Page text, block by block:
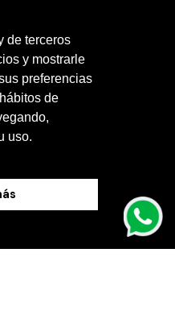
de terceros
y mostrarle
preferencias
de
uso.